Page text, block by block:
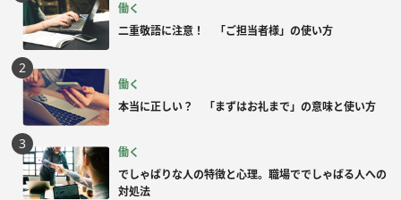
働く
二重敬語に注意！ 「ご担当者様」の使い方
働く
本当に正しい？ 「まずはお礼まで」の意味と使い方
働く
でしゃばりな人の特徴と心理。職場ででしゃばる人への
対処法